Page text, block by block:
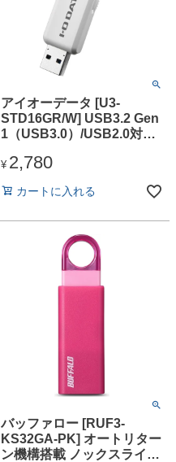
アイオーデータ [U3-
STD16GR/W] USB3.2 Gen
1（USB3.0）/USB2.0対応
ホワイト 16GB
¥ 2,780
カートに入れる
バッファロー [RUF3-
KS32GA-PK] オートリター
ン機構搭載 ノックスライド